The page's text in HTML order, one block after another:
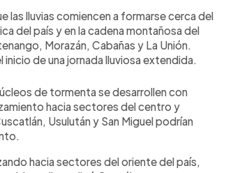
las lluvias comiencen a formarse cerca del
del país y en la cadena montañosa del
Morazán, Cabañas y La Unión.
de una jornada lluviosa extendida.
de tormenta se desarrollen con
hacia sectores del centro y
Usulután y San Miguel podrían
hacia sectores del oriente del país,